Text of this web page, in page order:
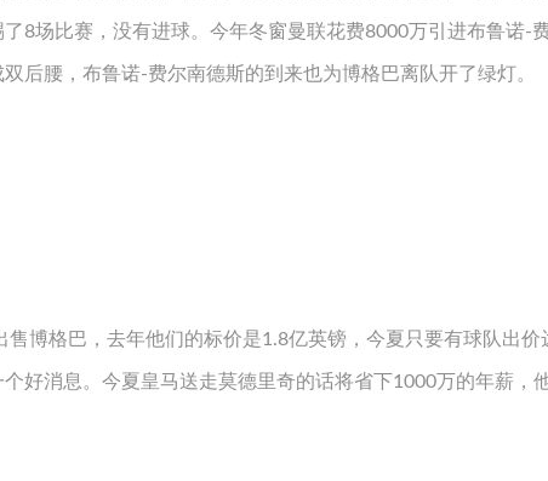
8场比赛，没有进球。今年冬窗曼联花费8000万引进布鲁诺-
后腰，布鲁诺-费尔南德斯的到来也为博格巴离队开了绿灯。
博格巴，去年他们的标价是1.8亿英镑，今夏只要有球队出价
好消息。今夏皇马送走莫德里奇的话将省下1000万的年薪，